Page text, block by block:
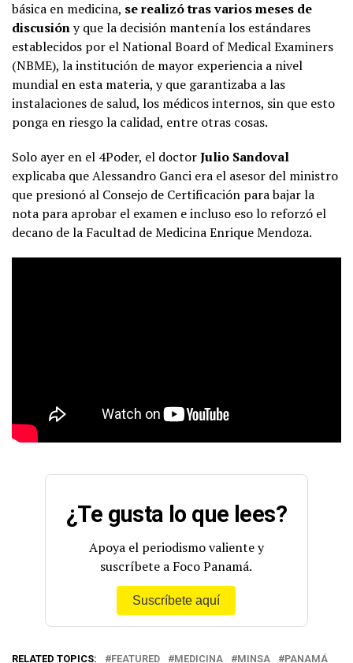
básica en medicina, se realizó tras varios meses de
discusióny que la decisión mantenía los estándares
establecidos por el National Board of Medical Examiners
(NBME), la institución de mayor experiencia a nivel
mundial en esta materia, y que garantizaba a las
instalaciones de salud, los médicos internos, sin que esto
ponga en riesgo la calidad, entre otras cosas.
Solo ayer en el 4Poder, el doctorJulio Sandoval
explicaba que Alessandro Ganci era el asesor del ministro
que presionó al Consejo de Certificación para bajar la
nota para aprobar el examen e incluso eso lo reforzó el
decano de la Facultad de Medicina Enrique Mendoza.
¿Te gusta lo que lees?
Apoya el periodismo valiente y
suscríbete a Foco Panamá.
Suscríbete aquí
RELATED TOPICS: FEATURED MEDICINA MINSA PANAMÁ